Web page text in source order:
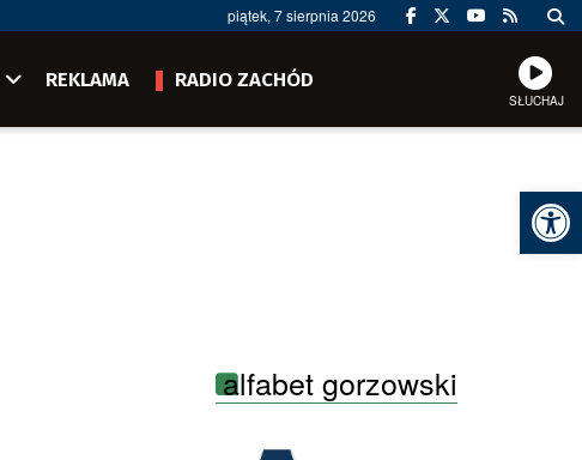
piątek, 7 sierpnia 2026
REKLAMA RADIO ZACHÓD
SŁUCHAJ
alfabet gorzowski